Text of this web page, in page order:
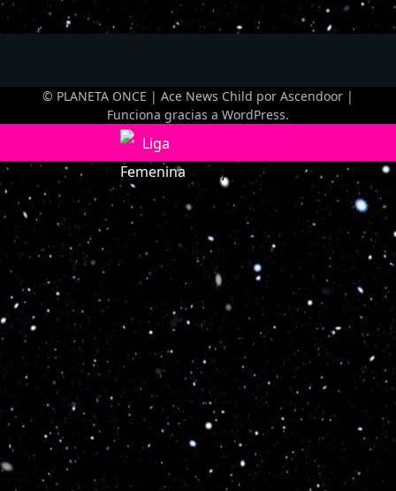
© PLANETA ONCE | Ace News Child por Ascendoor |
Funciona gracias a WordPress.
Optimized by Seraphinite Accelerator
Turns on site high speed to be attractive for people and search engines.